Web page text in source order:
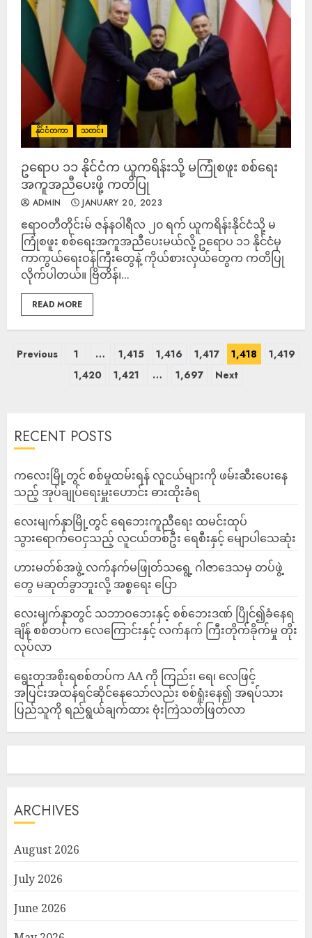
နိုင်ငံတကာ သတင်း
ဥရောပ ၁၁ နိုင်ငံက ယူကရိန်းသို့ မကြုံစဖူး စစ်ရေး
အကူအညီပေးဖို့ ကတိပြု
ADMIN JANUARY 20, 2023
ဧရာဝတီတိုင်းမ် ဇန်နဝါရီလ ၂၀ ရက် ယူကရိန်းနိုင်ငံသို့ မ
ကြုံစဖူး စစ်ရေးအကူအညီပေးမယ်လို့ ဥရောပ ၁၁ နိုင်ငံမှ
ကာကွယ်ရေးဝန်ကြီးတွေနဲ့ ကိုယ်စားလှယ်တွေက ကတိပြု
လိုက်ပါတယ်။ ဗြိတိန်၊...
READ MORE
Previous 1 … 1,415 1,416 1,417 1,418
1,419
1,420
1,421 … 1,697 Next
RECENT POSTS
ကလေးမြို့တွင် စစ်မှုထမ်းရန် လူငယ်များကို ဖမ်းဆီးပေးနေ
သည့် အုပ်ချုပ်ရေးမှူးဟောင်း ဓားထိုးခံရ
လေးမျက်နှာမြို့တွင် ရေဘေးကူညီရေး ထမင်းထုပ်
သွားရောက်ဝေငှသည့် လူငယ်တစ်ဦး ရေစီးနှင့် မျောပါသေဆုံး
ဟားမတ်စ်အဖွဲ့ လက်နက်မဖြုတ်သရွေ့ ဂါဇာဒေသမှ တပ်ဖွဲ့
တွေ မဆုတ်ခွာဘူးလို့ အစ္စရေး ပြော
‎လေးမျက်နှာတွင် သဘာဝဘေးနှင့် စစ်ဘေးဒဏ် ပြိုင်၍ခံနေရ
ချိန် စစ်တပ်က လေကြောင်းနှင့် လက်နက် ကြီးတိုက်ခိုက်မှု တိုး
လုပ်လာ
ရွေးတုအစိုးရစစ်တပ်က AA ကို ကြည်း၊ ရေ၊ လေဖြင့်
အပြင်းအထန်ရင်ဆိုင်နေသော်လည်း စစ်ရှုံးနေ၍ အရပ်သား
ပြည်သူကို ရည်ရွယ်ချက်ထား ဗုံးကြဲသတ်ဖြတ်လာ
ARCHIVES
August 2026
July 2026
June 2026